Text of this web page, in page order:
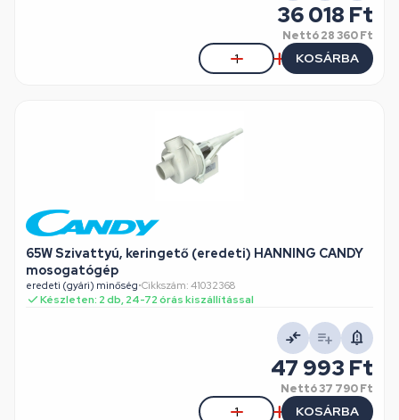
36 018 Ft
Nettó28 360 Ft
KOSÁRBA
65W Szivattyú, keringető (eredeti) HANNING CANDY
mosogatógép
eredeti (gyári) minőség•Cikkszám: 41032368
Készleten: 2 db, 24-72 órás kiszállítással
47 993 Ft
Nettó37 790 Ft
KOSÁRBA